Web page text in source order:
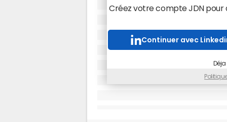
entreprise israélienne qui affirme
données des iPhone verrouillés
Postaffirmeque ce n'est pas le
professionnels" qui ont vendu "au
indiqué officiellement ne plus
Depuis plusieurs semaines, un
Créez votre compte JDN pour
Continuer avec